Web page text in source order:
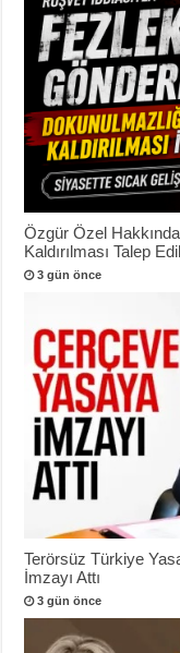
Özgür Özel
Kaldırılması Talep
3 gün önce
Terörsüz Türkiye
İmzayı Attı
3 gün önce